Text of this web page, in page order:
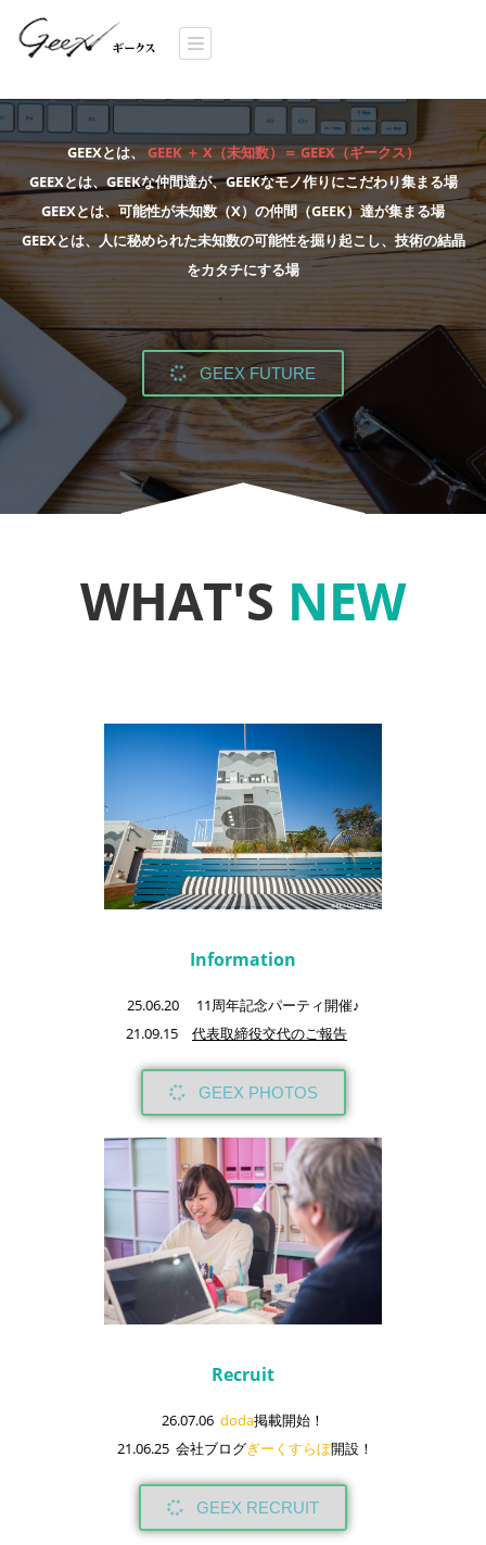
GEEXとは、GEEK ＋ X（未知数）＝ GEEX（ギークス）
GEEXとは、GEEKな仲間達が、GEEKなモノ作りにこだわり集まる場
GEEXとは、可能性が未知数（X）の仲間（GEEK）達が集まる場
GEEXとは、人に秘められた未知数の可能性を掘り起こし、技術の結晶
をカタチにする場
GEEX FUTURE
WHAT'S NEW
Information
25.06.20 11周年記念パーティ開催♪
21.09.15 代表取締役交代のご報告
GEEX PHOTOS
Recruit
26.07.06 doda掲載開始！
21.06.25 会社ブログぎーくすらぼ開設！
GEEX RECRUIT